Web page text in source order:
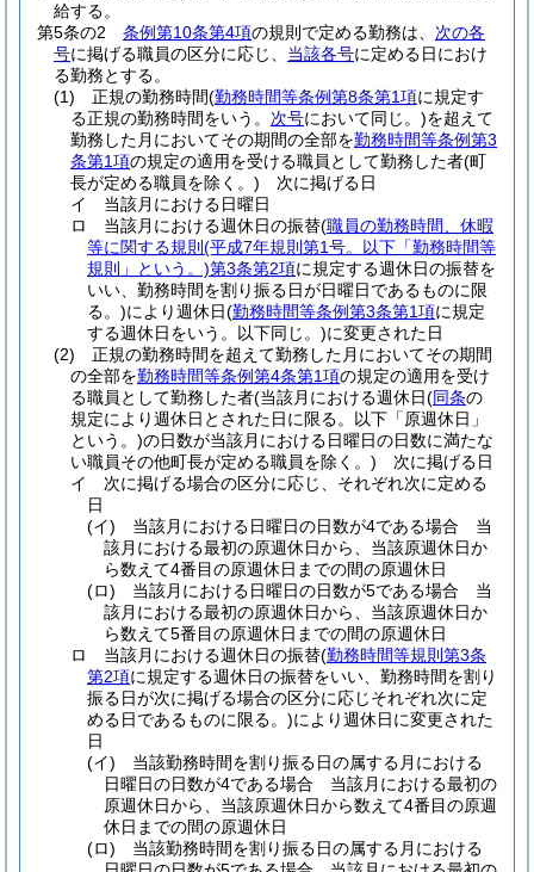
給する。
第5条の2
条例第10条第4項の規則で定める勤務は、 次の各
号に掲げる職員の区分に応じ、 当該各号に定める日におけ
る勤務とする。
(1)
正規の勤務時間(勤務時間等条例第8条第1項に規定す
る正規の勤務時間をいう。 次号において同じ。)を超えて
勤務した月においてその期間の全部を勤務時間等条例第3
条第1項の規定の適用を受ける職員として勤務した者(町
長が定める職員を除く。) 次に掲げる日
イ
当該月における日曜日
ロ
当該月における週休日の振替(職員の勤務時間、休暇
等に関する規則 (平成7年規則第1号。以下「勤務時間等
規則」という。)第3条第2項に規定する週休日の振替を
いい、勤務時間を割り振る日が日曜日であるものに限
る。)により週休日(勤務時間等条例第3条第1項に規定
する週休日をいう。以下同じ。)に変更された日
(2)
正規の勤務時間を超えて勤務した月においてその期間
の全部を勤務時間等条例第4条第1項の規定の適用を受け
る職員として勤務した者(当該月における週休日(同条の
規定により週休日とされた日に限る。以下「原週休日」
という。)の日数が当該月における日曜日の日数に満たな
い職員その他町長が定める職員を除く。) 次に掲げる日
イ
次に掲げる場合の区分に応じ、それぞれ次に定める
日
(イ)
当該月における日曜日の日数が4である場合 当
該月における最初の原週休日から、当該原週休日か
ら数えて4番目の原週休日までの間の原週休日
(ロ)
当該月における日曜日の日数が5である場合 当
該月における最初の原週休日から、当該原週休日か
ら数えて5番目の原週休日までの間の原週休日
ロ
当該月における週休日の振替(勤務時間等規則第3条
第2項に規定する週休日の振替をいい、勤務時間を割り
振る日が次に掲げる場合の区分に応じそれぞれ次に定
める日であるものに限る。)により週休日に変更された
日
(イ)
当該勤務時間を割り振る日の属する月における
日曜日の日数が4である場合 当該月における最初の
原週休日から、当該原週休日から数えて4番目の原週
休日までの間の原週休日
(ロ)
当該勤務時間を割り振る日の属する月における